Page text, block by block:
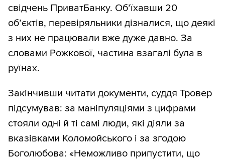
свідчень ПриватБанку. Об’їхавши 20
об’єктів, перевіряльники дізналися, що деякі
з них не працювали вже дуже давно. За
словами Рожкової, частина взагалі була в
руїнах.
Закінчивши читати документи, суддя Тровер
підсумував: за маніпуляціями з цифрами
стояли одні й ті самі люди, які діяли за
вказівками Коломойського і за згодою
Боголюбова: «Неможливо припустити, що